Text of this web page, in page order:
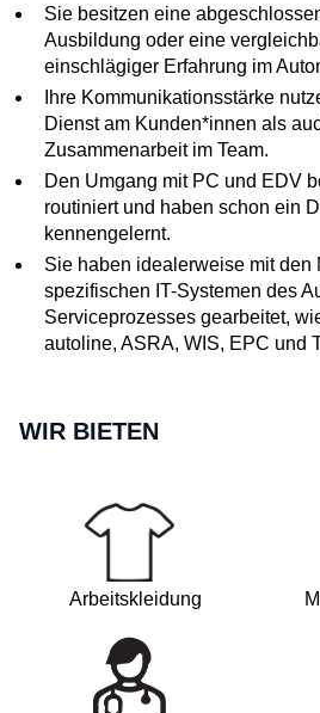
Sie besitzen eine
Ausbildung oder eine
einschlägiger Erfahrung im
Ihre Kommunikationsstärke
Dienst am Kunden*innen als
Zusammenarbeit im Team.
Den Umgang mit PC und EDV
routiniert und haben schon ein
kennengelernt.
Sie haben idealerweise mit den
spezifischen IT-Systemen des
Serviceprozesses gearbeitet,
autoline, ASRA, WIS, EPC und
WIR BIETEN
Arbeitskleidung